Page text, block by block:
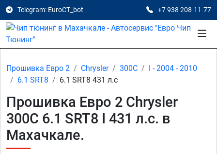
Telegram: EuroCT_bot +7 938 208-11-77
Прошивка Евро 2 Chrysler 300C
I - 2004 - 2010
6.1 SRT8
6.1 SRT8 431 л.с
Прошивка Евро 2 Chrysler
300C 6.1 SRT8 I 431 л.с. в
Махачкале.